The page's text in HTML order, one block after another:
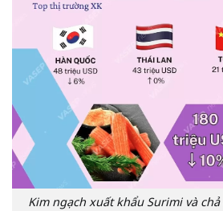
Kim ngạch xuất khẩu Surimi và